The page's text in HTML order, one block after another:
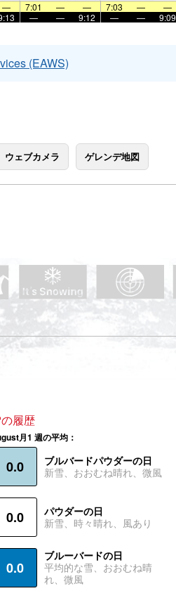
— 7:01 — — 7:03 — —
— — 9:12 — — 9:09
(EAWS)
ウェブカメラ ゲレンデ地図
履歴
月1 週の平均：
0.0
ブルバードパウダーの日
新雪、おおむね晴れ、微風
0.0
パウダーの日
新雪、時々晴れ、風あり
0.0
ブルーバードの日
平均的な雪、おおむね晴
れ、微風